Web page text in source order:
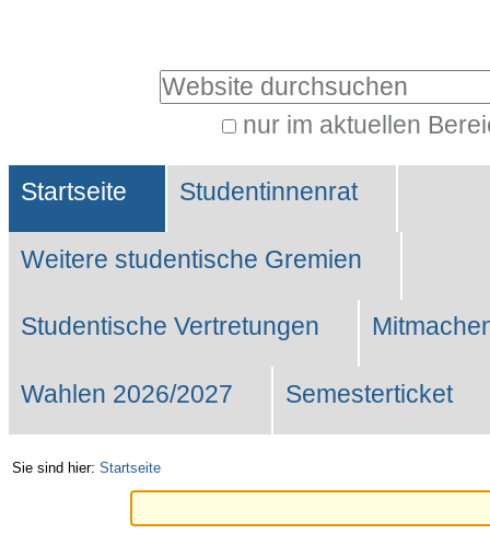
Website durchsuchen
nur im aktuellen
Suche…
Sektionen
Startseite Studentinnenrat
Weitere studentische Gremien
Studentische Vertretungen
Wahlen 2026/2027 Semesterticket
Sie sind hier: Startseite